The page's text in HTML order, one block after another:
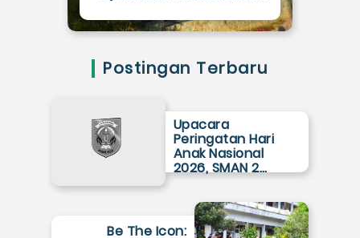
Postingan Terbaru
Upacara
Peringatan Hari
Anak Nasional
2026, SMAN 2…
Be The Icon: